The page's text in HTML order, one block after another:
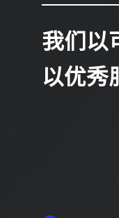
我们以
以优秀